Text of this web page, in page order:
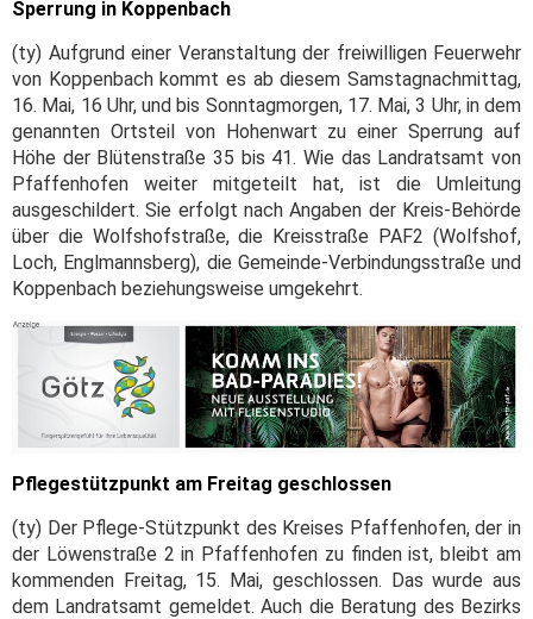
Sperrung in Koppenbach
(ty) Aufgrund einer Veranstaltung der freiwilligen Feuerwehr
von Koppenbach kommt es ab diesem Samstagnachmittag,
16. Mai, 16 Uhr, und bis Sonntagmorgen, 17. Mai, 3 Uhr, in dem
genannten Ortsteil von Hohenwart zu einer Sperrung auf
Höhe der Blütenstraße 35 bis 41. Wie das Landratsamt von
Pfaffenhofen weiter mitgeteilt hat, ist die Umleitung
ausgeschildert. Sie erfolgt nach Angaben der Kreis-Behörde
über die Wolfshofstraße, die Kreisstraße PAF2 (Wolfshof,
Loch, Englmannsberg), die Gemeinde-Verbindungsstraße und
Koppenbach beziehungsweise umgekehrt.
Pflegestützpunkt am Freitag geschlossen
(ty) Der Pflege-Stützpunkt des Kreises Pfaffenhofen, der in
der Löwenstraße 2 in Pfaffenhofen zu finden ist, bleibt am
kommenden Freitag, 15. Mai, geschlossen. Das wurde aus
dem Landratsamt gemeldet. Auch die Beratung des Bezirks